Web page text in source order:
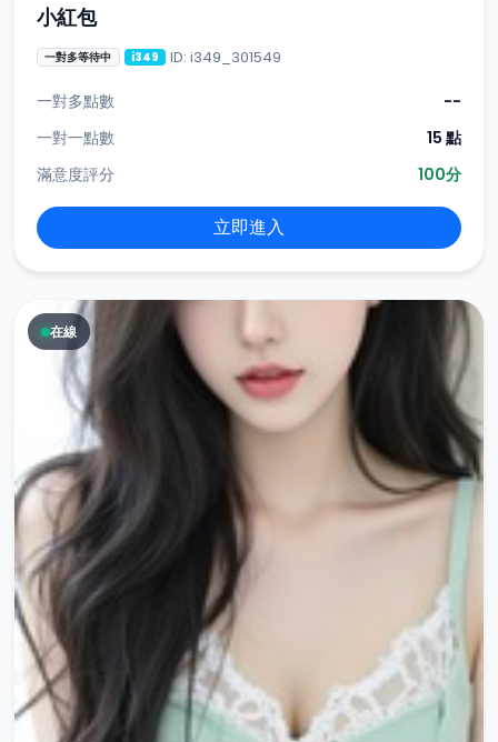
小紅包
一對多等待中 i349 ID: i349_301549
一對多點數
--
一對一點數
15 點
滿意度評分
100分
立即進入
在線